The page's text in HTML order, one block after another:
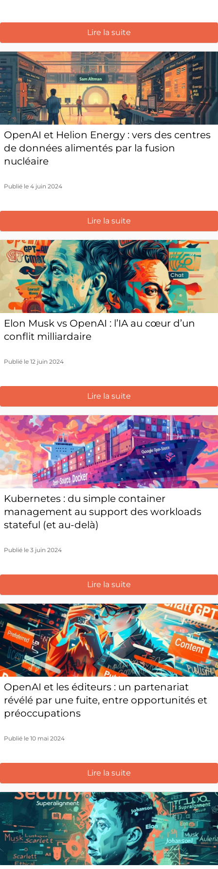
Lire la suite
OpenAI et Helion Energy : vers des centres
de données alimentés par la fusion
nucléaire
Publié le 4 juin 2024
Lire la suite
Elon Musk vs OpenAI : l’IA au cœur d’un
conflit milliardaire
Publié le 12 juin 2024
Lire la suite
Kubernetes : du simple container
management au support des workloads
stateful (et au-delà)
Publié le 3 juin 2024
Lire la suite
OpenAI et les éditeurs : un partenariat
révélé par une fuite, entre opportunités et
préoccupations
Publié le 10 mai 2024
Lire la suite